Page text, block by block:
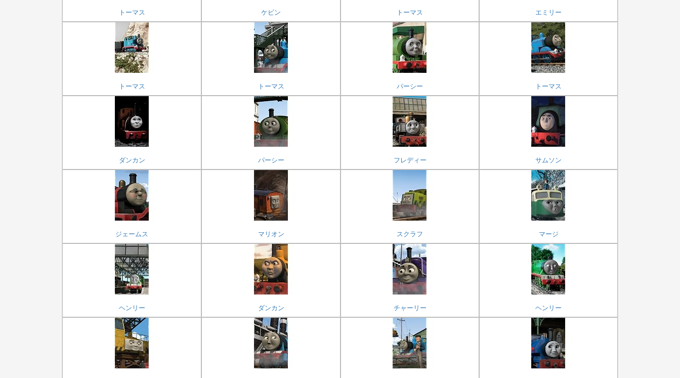
トーマス ケビン トーマス エミリー
トーマス トーマス パーシー トーマス
ダンカン パーシー フレディー サムソン
ジェームス マリオン スクラフ マージ
ヘンリー ダンカン チャーリー ヘンリー